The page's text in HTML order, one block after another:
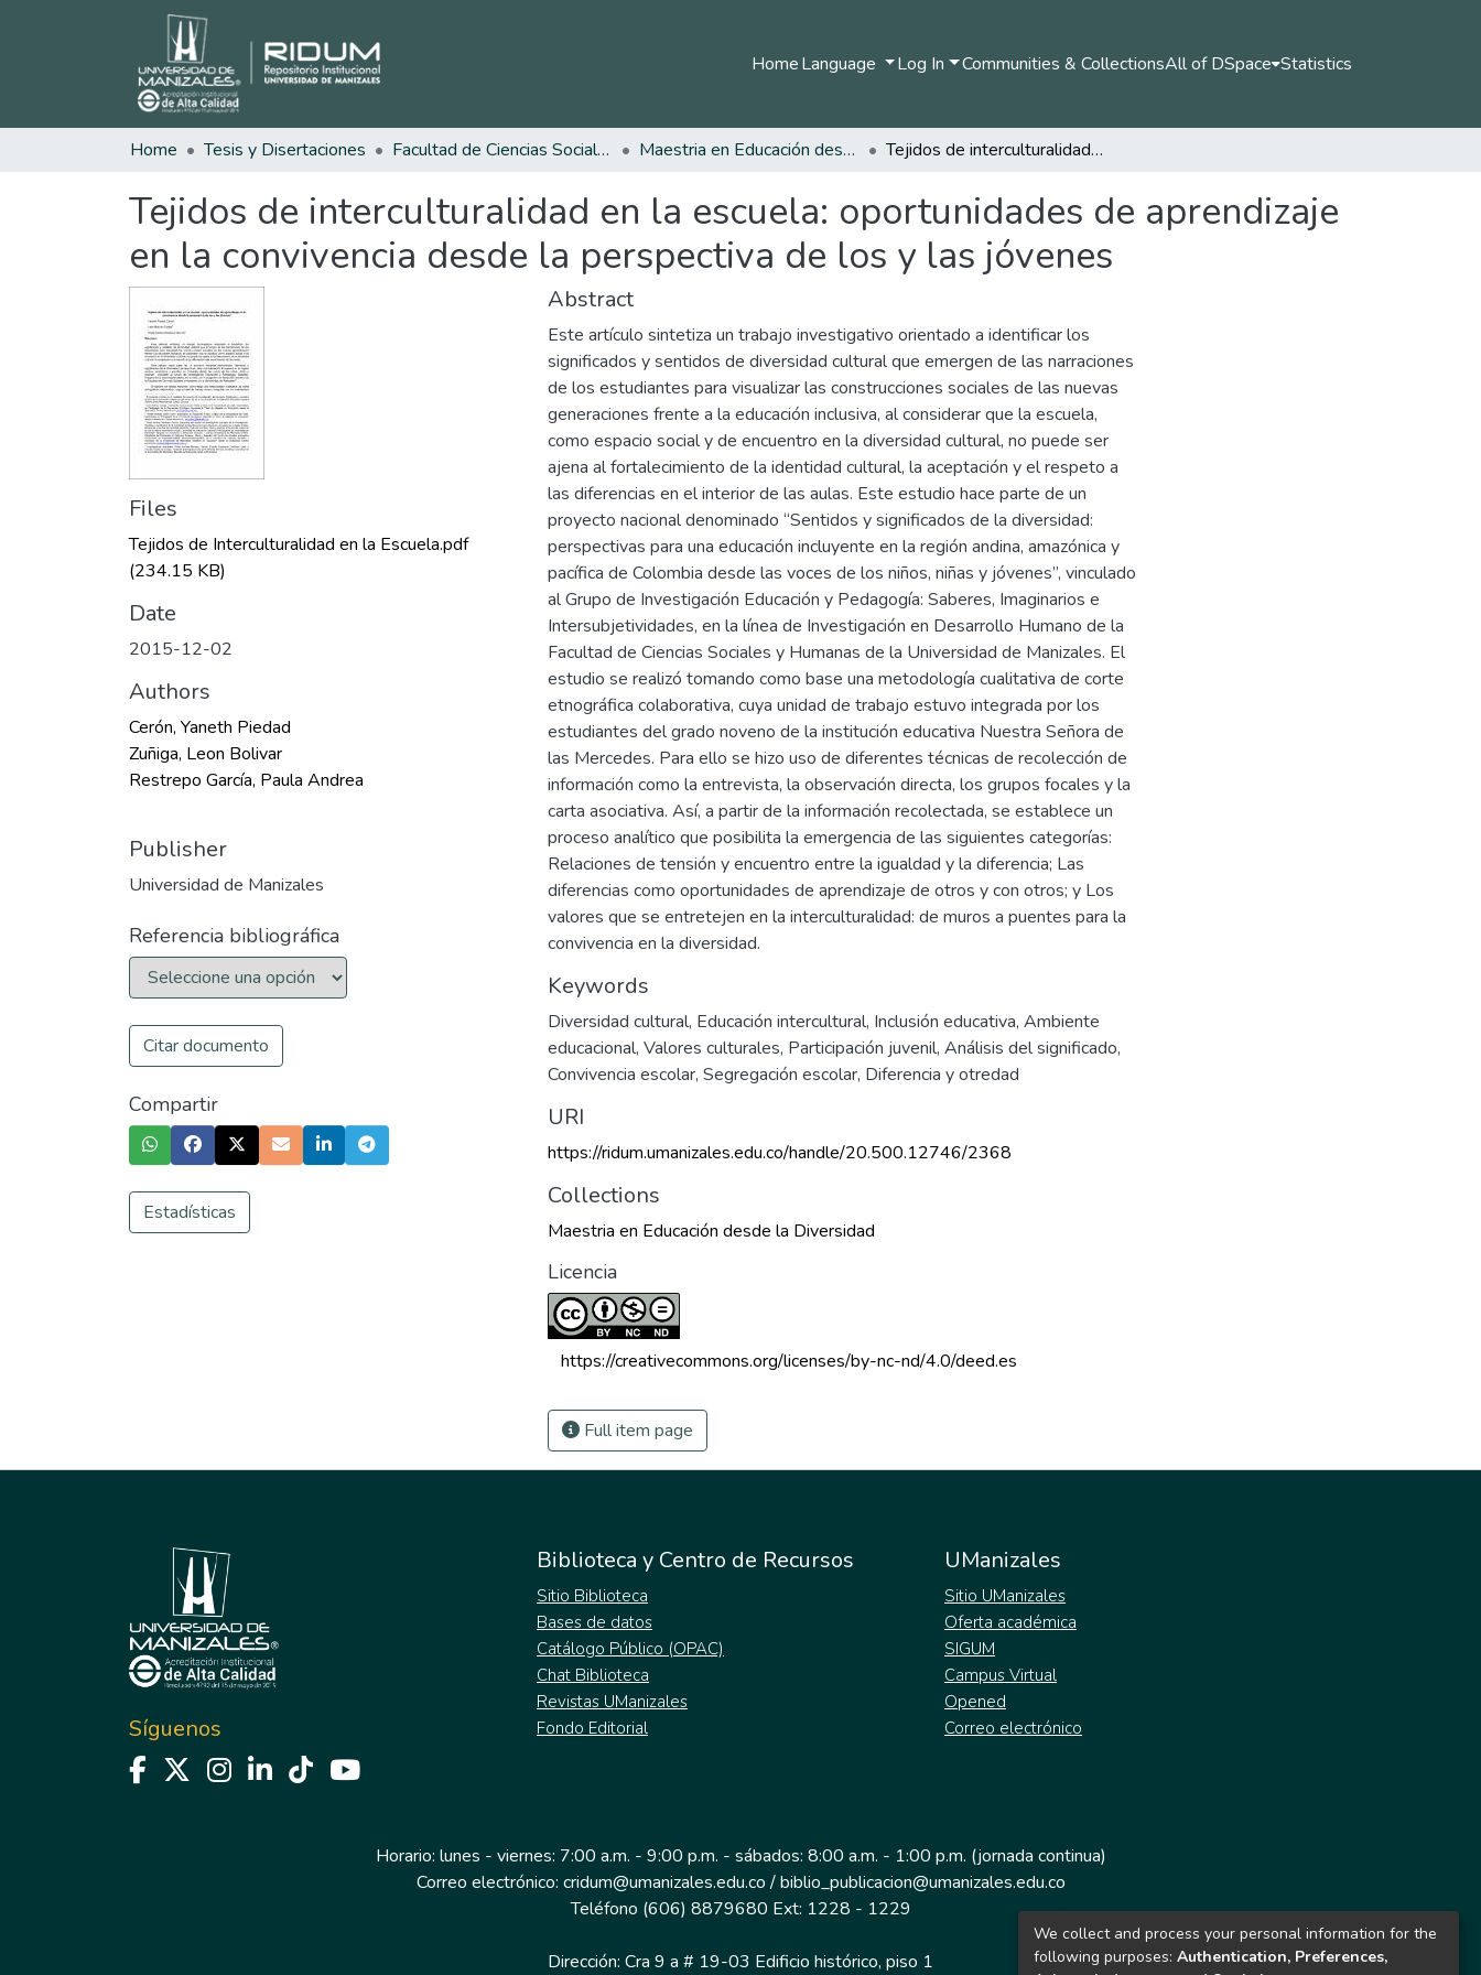
HomeLanguage Log In Communities & CollectionsAll of DSpace Statistics
Home Tesis y Disertaciones Facultad de Ciencias Sociales y Humanas Maestria en Educación desde la Diversidad Tejidos de interculturalidad en la escuela: oportunidades de aprendizaje en la convivencia desde la perspectiva de los y las jóvenes
Tejidos de interculturalidad en la escuela: oportunidades de aprendizaje
en la convivencia desde la perspectiva de los y las jóvenes
Files
Tejidos de Interculturalidad en la Escuela.pdf
(234.15 KB)
Date
2015-12-02
Authors
Cerón, Yaneth Piedad
Zuñiga, Leon Bolivar
Restrepo García, Paula Andrea
Publisher
Universidad de Manizales
Referencia bibliográfica
Citar documento
Compartir
Estadísticas
Abstract
Este artículo sintetiza un trabajo investigativo orientado a identificar los
significados y sentidos de diversidad cultural que emergen de las narraciones
de los estudiantes para visualizar las construcciones sociales de las nuevas
generaciones frente a la educación inclusiva, al considerar que la escuela,
como espacio social y de encuentro en la diversidad cultural, no puede ser
ajena al fortalecimiento de la identidad cultural, la aceptación y el respeto a
las diferencias en el interior de las aulas. Este estudio hace parte de un
proyecto nacional denominado “Sentidos y significados de la diversidad:
perspectivas para una educación incluyente en la región andina, amazónica y
pacífica de Colombia desde las voces de los niños, niñas y jóvenes”, vinculado
al Grupo de Investigación Educación y Pedagogía: Saberes, Imaginarios e
Intersubjetividades, en la línea de Investigación en Desarrollo Humano de la
Facultad de Ciencias Sociales y Humanas de la Universidad de Manizales. El
estudio se realizó tomando como base una metodología cualitativa de corte
etnográfica colaborativa, cuya unidad de trabajo estuvo integrada por los
estudiantes del grado noveno de la institución educativa Nuestra Señora de
las Mercedes. Para ello se hizo uso de diferentes técnicas de recolección de
información como la entrevista, la observación directa, los grupos focales y la
carta asociativa. Así, a partir de la información recolectada, se establece un
proceso analítico que posibilita la emergencia de las siguientes categorías:
Relaciones de tensión y encuentro entre la igualdad y la diferencia; Las
diferencias como oportunidades de aprendizaje de otros y con otros; y Los
valores que se entretejen en la interculturalidad: de muros a puentes para la
convivencia en la diversidad.
Keywords
Diversidad cultural, Educación intercultural, Inclusión educativa, Ambiente
educacional, Valores culturales, Participación juvenil, Análisis del significado,
Convivencia escolar, Segregación escolar, Diferencia y otredad
URI
https://ridum.umanizales.edu.co/handle/20.500.12746/2368
Collections
Maestria en Educación desde la Diversidad
Licencia
https://creativecommons.org/licenses/by-nc-nd/4.0/deed.es
Full item page
Síguenos
Biblioteca y Centro de Recursos
Sitio Biblioteca
Bases de datos
Catálogo Público (OPAC)
Chat Biblioteca
Revistas UManizales
Fondo Editorial
UManizales
Sitio UManizales
Oferta académica
SIGUM
Campus Virtual
Opened
Correo electrónico
Horario: lunes - viernes: 7:00 a.m. - 9:00 p.m. - sábados: 8:00 a.m. - 1:00 p.m. (jornada continua)
Correo electrónico: cridum@umanizales.edu.co / biblio_publicacion@umanizales.edu.co
Teléfono (606) 8879680 Ext: 1228 - 1229
Dirección: Cra 9 a # 19-03 Edificio histórico, piso 1
We collect and process your personal information for the
following purposes: Authentication, Preferences,